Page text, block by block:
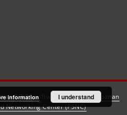
6.3.21software created by
Poznan
Networking Center (PSNC)
information I understand